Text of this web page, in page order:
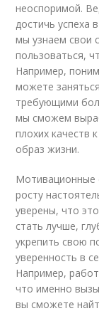
неоспоримой.
достичь успеха
мы узнаем свои
пользоваться,
Например,
можете
требующими
мы сможем
плохих качеств
образ жизни.
Мотивационные
росту
уверены, что
стать лучше,
укрепить свою
уверенность в
Например,
что именно
вы сможете